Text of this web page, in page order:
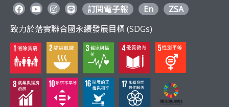
會
訂閱電子報
En
ZSA
致力於落實聯合國永續發展目標 (SDGs)